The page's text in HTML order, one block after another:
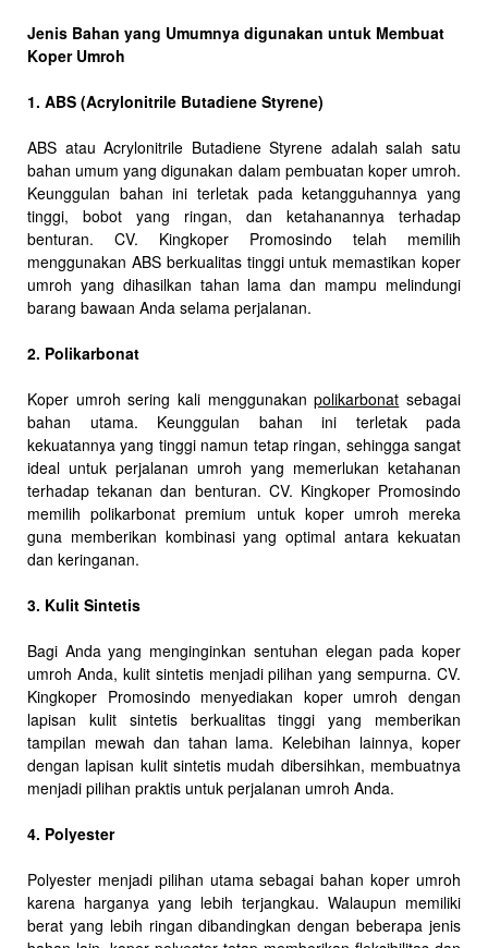
Jenis Bahan yang Umumnya digunakan untuk Membuat
Koper Umroh
1. ABS (Acrylonitrile Butadiene Styrene)
ABS atau Acrylonitrile Butadiene Styrene adalah salah satu
bahan umum yang digunakan dalam pembuatan koper umroh.
Keunggulan bahan ini terletak pada ketangguhannya yang
tinggi, bobot yang ringan, dan ketahanannya terhadap
benturan. CV. Kingkoper Promosindo telah memilih
menggunakan ABS berkualitas tinggi untuk memastikan koper
umroh yang dihasilkan tahan lama dan mampu melindungi
barang bawaan Anda selama perjalanan.
2. Polikarbonat
Koper umroh sering kali menggunakanpolikarbonat sebagai
bahan utama. Keunggulan bahan ini terletak pada
kekuatannya yang tinggi namun tetap ringan, sehingga sangat
ideal untuk perjalanan umroh yang memerlukan ketahanan
terhadap tekanan dan benturan. CV. Kingkoper Promosindo
memilih polikarbonat premium untuk koper umroh mereka
guna memberikan kombinasi yang optimal antara kekuatan
dan keringanan.
3. Kulit Sintetis
Bagi Anda yang menginginkan sentuhan elegan pada koper
umroh Anda, kulit sintetis menjadi pilihan yang sempurna. CV.
Kingkoper Promosindo menyediakan koper umroh dengan
lapisan kulit sintetis berkualitas tinggi yang memberikan
tampilan mewah dan tahan lama. Kelebihan lainnya, koper
dengan lapisan kulit sintetis mudah dibersihkan, membuatnya
menjadi pilihan praktis untuk perjalanan umroh Anda.
4. Polyester
Polyester menjadi pilihan utama sebagai bahan koper umroh
karena harganya yang lebih terjangkau. Walaupun memiliki
berat yang lebih ringan dibandingkan dengan beberapa jenis